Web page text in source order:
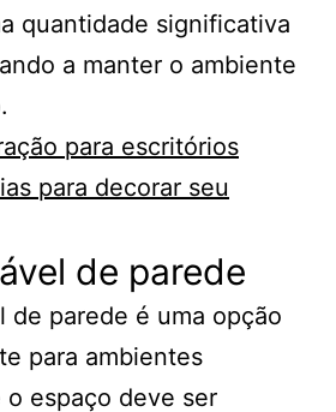
quantidade significativa
a manter o ambiente
para escritórios
para decorar seu
de parede
de parede é uma opção
para ambientes
espaço deve ser